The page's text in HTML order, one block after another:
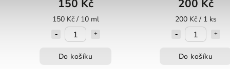
150 Kč
150 Kč / 10 ml
Do košíku
200 Kč
200 Kč / 1 ks
Do košíku